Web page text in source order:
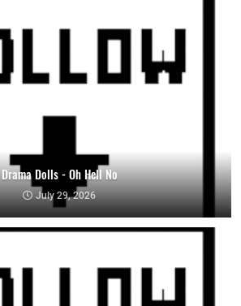
Drama Dolls - Oh Hell No
July 29, 2026